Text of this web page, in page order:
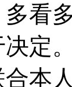
多看
定
本